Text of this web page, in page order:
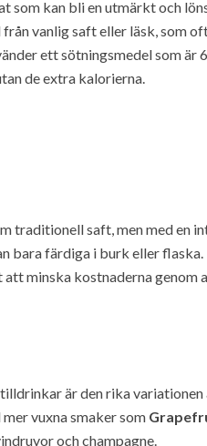
kan bli en utmärkt och
vanlig saft eller läsk, som
ett sötningsmedel som är
de extra kalorierna.
traditionell saft, men med en
bara färdiga i burk eller
att minska kostnaderna genom
är den rika variationen
vuxna smaker som
och champagne.